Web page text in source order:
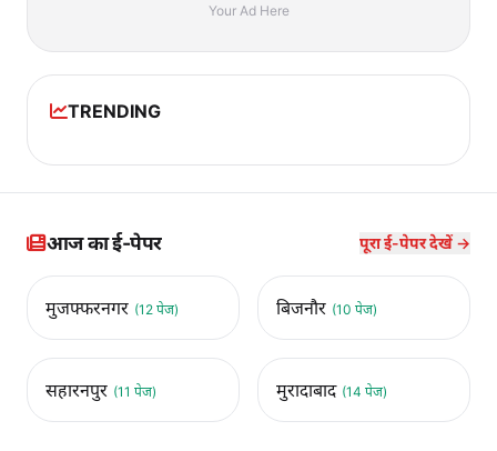
Your Ad Here
TRENDING
आज का ई-पेपर पूरा ई-पेपर देखें →
मुजफ्फरनगर (12 पेज) बिजनौर (10 पेज)
सहारनपुर (11 पेज) मुरादाबाद (14 पेज)